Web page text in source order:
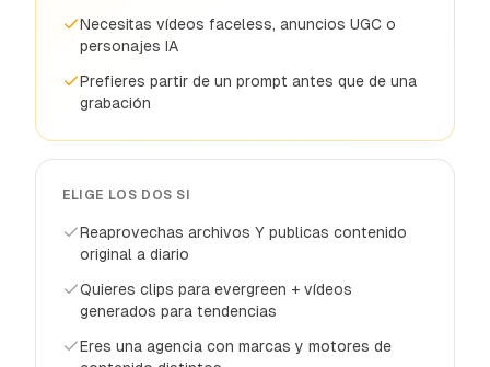
Necesitas vídeos faceless, anuncios UGC o
personajes IA
Prefieres partir de un prompt antes que de una
grabación
ELIGE LOS DOS SI
Reaprovechas archivos Y publicas contenido
original a diario
Quieres clips para evergreen + vídeos
generados para tendencias
Eres una agencia con marcas y motores de